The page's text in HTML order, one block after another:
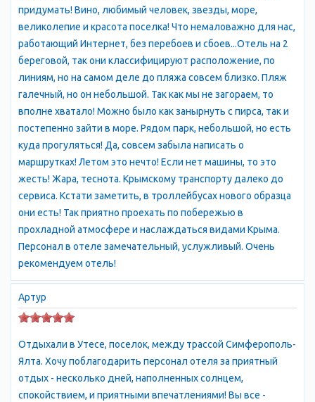
Меганом, справа - бухты Утеса и Партенита, которые замыкает
громада горы Аю-Даг. Вверху на мысе преобладает хвойная
растительность, а если Вы решитесь немного полазить по его
склонам, то обнаружите заросли опунций - повсеместно
растущих на ЮБК кактусов в форме ладошек, съедобные
плоды которых поспевают в декабре. В парке Вы обязательно
увидите главный корпус санатория Карасан (бывший особняк
Раевских), построенный в 1887 году в упрощенных формах
мавританского стиля. Фасад здания обращен к морю.
Исключительная по красоте панорама парка и бухты
открывается с верхней надстройки особняка. Отсюда парк
представляется прелестной мозаикой: вершины сосен,
кедров, кипарисов и других хвойных пород красочно
чередуются, с разными по форме и величине вершинами
лиственных пород. Перед особняком на юг, в сторону моря
расстилаются зонтообразные верхушки сосны итальянской.
от нее ответвлениями. В восточной части парка имеется
большой стадион, обсаженный группами сосны алеппской,
оформленный скульптурами. Советуем Вам прогуляться по
красивой кипарисовой аллее у восточной границы парка. На
протяжении 130 метров она обсажена мощными деревьями и
выходит к морю. Прямо из парка Вы можете выйти на пляж,
придумать! Вино, любимый человек, звезды, море,
великолепие и красота поселка! Что немаловажно для нас,
работающий Интернет, без перебоев и сбоев...Отель на 2
береговой, так они классифицируют расположение, по
линиям, но на самом деле до пляжа совсем близко. Пляж
галечный, но он небольшой. Так как мы не загораем, то
вполне хватало! Можно было как занырнуть с пирса, так и
постепенно зайти в море. Рядом парк, небольшой, но есть
куда прогуляться! Да, совсем забыла написать о
маршрутках! Летом это нечто! Если нет машины, то это
жесть! Жара, теснота. Крымскому транспорту далеко до
сервиса. Кстати заметить, в троллейбусах нового образца
они есть! Так приятно проехать по побережью в
прохладной атмосфере и наслаждаться видами Крыма.
Персонал в отеле замечательный, услужливый. Очень
рекомендуем отель!
Артур
Отдыхали в Утесе, поселок, между трассой Симферополь-
Ялта. Хочу поблагодарить персонал отеля за приятный
отдых - несколько дней, наполненных солнцем,
спокойствием, и приятными впечатлениями! Вы все -